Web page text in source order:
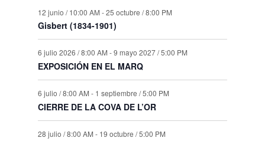
12 junio / 10:00 AM -25 octubre / 8:00 PM
Gisbert (1834-1901)
6 julio 2026 / 8:00 AM -9 mayo 2027 / 5:00 PM
EXPOSICIÓN EN EL MARQ
6 julio / 8:00 AM - 1 septiembre / 5:00 PM
CIERRE DE LA COVA DE L’OR
28 julio / 8:00 AM - 19 octubre / 5:00 PM